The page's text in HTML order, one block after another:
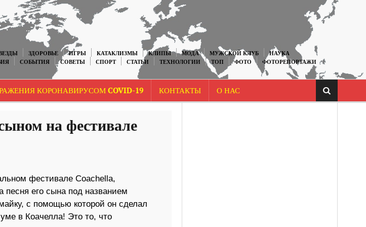
ЗДОРОВЬЕ ИГРЫ КАТАКЛИЗМЫ КЛИПЫ МОДА МУЖСКОЙ КЛУБ
НАУКА
СОБЫТИЯ СОВЕТЫ СПОРТ СТАТЬИ ТЕХНОЛОГИИ ТОП ФОТО
ФОТОРЕПОРТАЖИ
КОРОНАВИРУСОМ COVID-19 КОНТАКТЫ О НАС
на фестивале
фестивале Coachella,
его сына под названием
с помощью которой он сделал
в Коачелла! Это то, что